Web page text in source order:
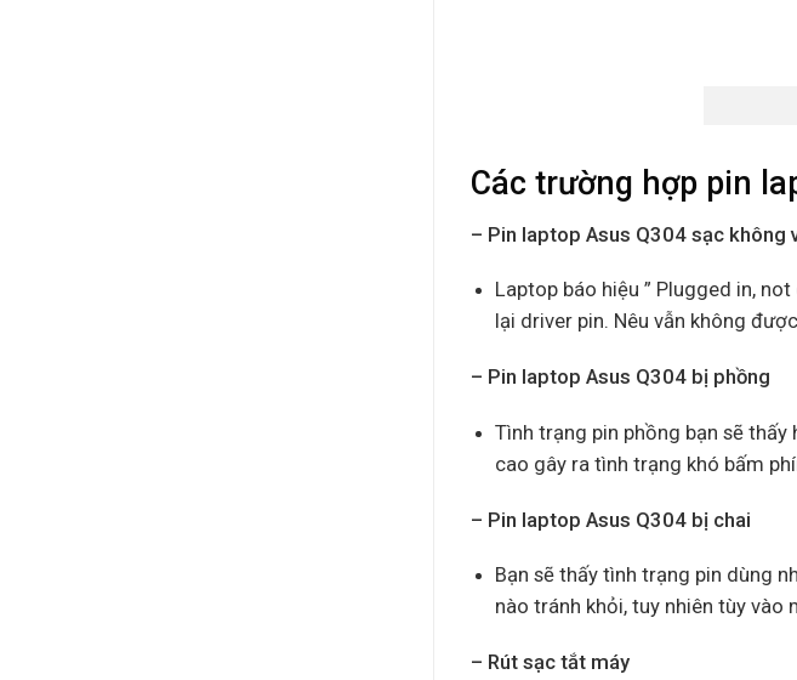
Các trường hợp pin
– Pin laptop Asus Q304 sạc không
Laptop báo hiệu ” Plugged in,
lại driver pin. Nêu vẫn không
– Pin laptop Asus Q304 bị phồng
Tình trạng pin phồng bạn sẽ
cao gây ra tình trạng khó bấm
– Pin laptop Asus Q304 bị chai
Bạn sẽ thấy tình trạng pin dùng
nào tránh khỏi, tuy nhiên tùy vào
– Rút sạc tắt máy